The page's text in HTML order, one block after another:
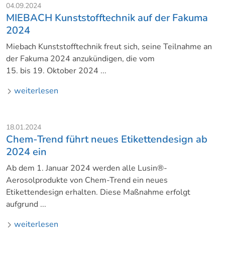
04.09.2024
MIEBACH Kunststofftechnik auf der Fakuma
2024
Miebach Kunststofftechnik freut sich, seine Teilnahme an
der Fakuma 2024 anzukündigen, die vom
15. bis 19. Oktober 2024 ...
weiterlesen
18.01.2024
Chem-Trend führt neues Etikettendesign ab
2024 ein
Ab dem 1. Januar 2024 werden alle Lusin®-
Aerosolprodukte von Chem-Trend ein neues
Etikettendesign erhalten. Diese Maßnahme erfolgt
aufgrund ...
weiterlesen